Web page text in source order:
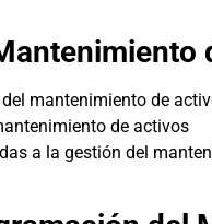
mantenimiento de
de activos
a la gestión del